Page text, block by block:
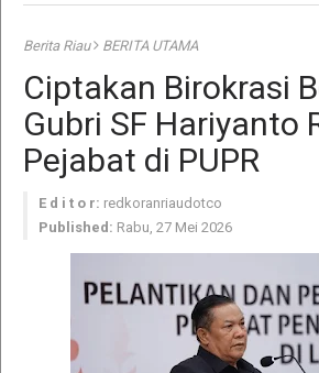
Berita Riau BERITA UTAMA
Ciptakan Birokrasi
Gubri SF Hariyanto
Pejabat di PUPR
E d i t o r: redkoranriaudotco
Published: Rabu, 27 Mei 2026